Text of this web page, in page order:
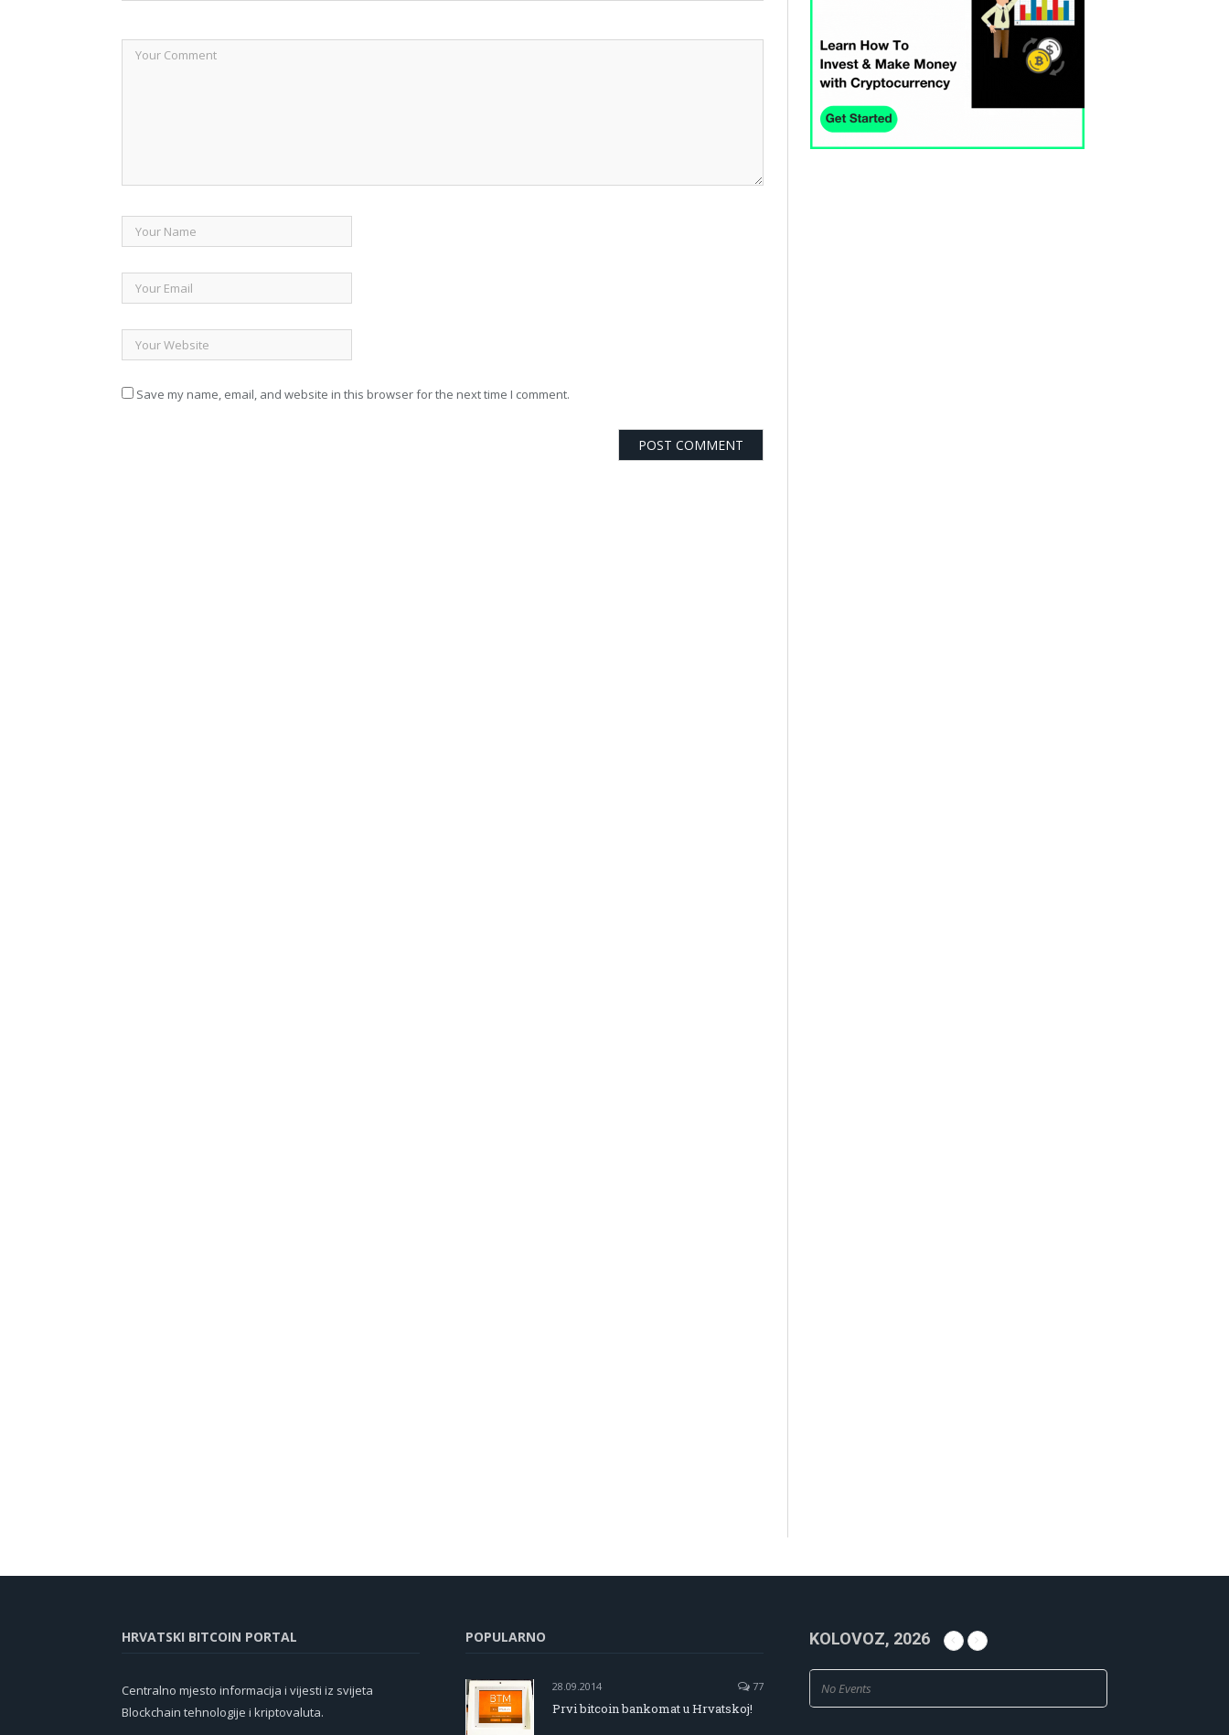
Save my name, email, and website in this browser for the next time I comment.
HRVATSKI BITCOIN PORTAL
Centralno mjesto informacija i vijesti iz svijeta
Blockchain tehnologije i kriptovaluta.
POPULARNO
28.09.2014 77
Prvi bitcoin bankomat u Hrvatskoj!
KOLOVOZ, 2026
No Events